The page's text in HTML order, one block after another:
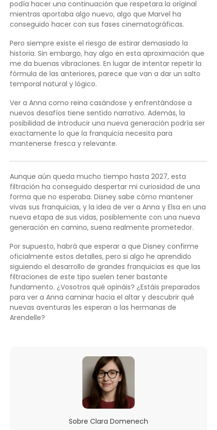
podía hacer una continuación que respetara la original
mientras aportaba algo nuevo, algo que Marvel ha
conseguido hacer con sus fases cinematográficas.
Pero siempre existe el riesgo de estirar demasiado la
historia. Sin embargo, hay algo en esta aproximación que
me da buenas vibraciones. En lugar de intentar repetir la
fórmula de las anteriores, parece que van a dar un salto
temporal natural y lógico.
Ver a Anna como reina casándose y enfrentándose a
nuevos desafíos tiene sentido narrativo. Además, la
posibilidad de introducir una nueva generación podría ser
exactamente lo que la franquicia necesita para
mantenerse fresca y relevante.
Aunque aún queda mucho tiempo hasta 2027, esta
filtración ha conseguido despertar mi curiosidad de una
forma que no esperaba. Disney sabe cómo mantener
vivas sus franquicias, y la idea de ver a Anna y Elsa en una
nueva etapa de sus vidas, posiblemente con una nueva
generación en camino, suena realmente prometedor.
Por supuesto, habrá que esperar a que Disney confirme
oficialmente estos detalles, pero si algo he aprendido
siguiendo el desarrollo de grandes franquicias es que las
filtraciones de este tipo suelen tener bastante
fundamento. ¿Vosotros qué opináis? ¿Estáis preparados
para ver a Anna caminar hacia el altar y descubrir qué
nuevas aventuras les esperan a las hermanas de
Arendelle?
Sobre Clara Domenech